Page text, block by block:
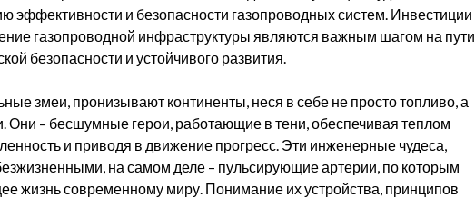
эффективности и безопасности газопроводных систем. Инвестиции
газопроводной инфраструктуры являются важным шагом на пути
безопасности и устойчивого развития.
змеи, пронизывают континенты, неся в себе не просто топливо, а
Они – бесшумные герои, работающие в тени, обеспечивая теплом
и приводя в движение прогресс. Эти инженерные чудеса,
на самом деле – пульсирующие артерии, по которым
жизнь современному миру. Понимание их устройства, принципов